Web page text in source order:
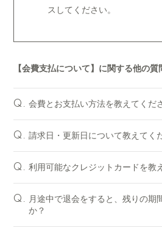
スしてください。
【会費支払について】に関する他の質
Q. 会費とお支払い方法を教えてくだ
Q. 請求日・更新日について教えてく
Q. 利用可能なクレジットカードを教
Q. 月途中で退会をすると、残りの期
か？